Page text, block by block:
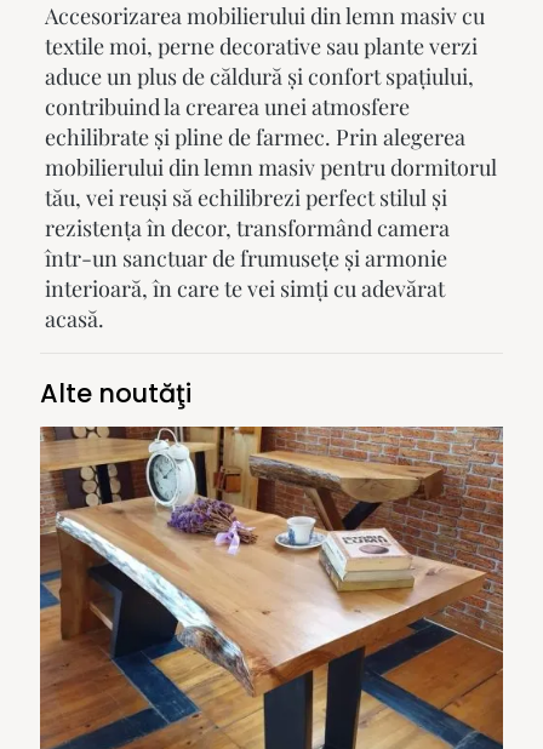
Accesorizarea mobilierului din lemn masiv cu
textile moi, perne decorative sau plante verzi
aduce un plus de căldură și confort spațiului,
contribuind la crearea unei atmosfere
echilibrate și pline de farmec. Prin alegerea
mobilierului din lemn masiv pentru dormitorul
tău, vei reuși să echilibrezi perfect stilul și
rezistența în decor, transformând camera
într-un sanctuar de frumusețe și armonie
interioară, în care te vei simți cu adevărat
acasă.
Alte noutăţi